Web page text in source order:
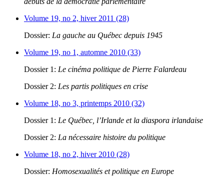
Volume 19, no 2, hiver 2011 (28)
Dossier: La gauche au Québec depuis 1945
Volume 19, no 1, automne 2010 (33)
Dossier 1: Le cinéma politique de Pierre Falardeau
Dossier 2: Les partis politiques en crise
Volume 18, no 3, printemps 2010 (32)
Dossier 1: Le Québec, l’Irlande et la diaspora irlandaise
Dossier 2: La nécessaire histoire du politique
Volume 18, no 2, hiver 2010 (28)
Dossier: Homosexualités et politique en Europe